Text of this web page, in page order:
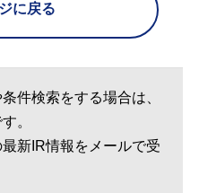
に戻る
件検索をする場合は、
。
新IR情報をメールで受